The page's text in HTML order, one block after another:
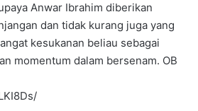
Anwar Ibrahim diberikan
dan tidak kurang juga yang
kesukanan beliau sebagai
momentum dalam bersenam. OB